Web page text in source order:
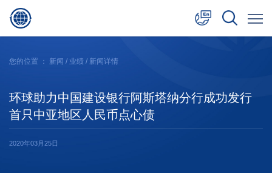
日本語
您的位置 ： 新闻 / 业绩 / 新闻详情
环球助力中国建设银行阿斯塔纳分行成功发行
首只中亚地区人民币点心债
2020年03月25日